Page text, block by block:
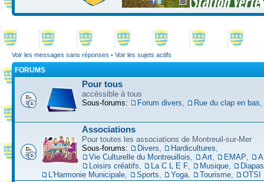
Voir les messages sans réponses • Voir les sujets actifs
FORUMS
Pour tous
accéssible à tous
Sous-forums:
Forum divers, Rue du clap en bas,
Associations
Pour toutes les associations de Montreuil-sur-Mer
Sous-forums:
Divers, Hardicultures,
Vie Culturelle du Montreuillois, Art, EMAP,
Loisirs créatifs, La C L E F, Musique,
L'Harmonie Municipale, Sports, Yoga, Tourisme, OTSI